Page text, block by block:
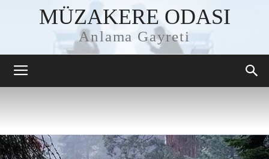
MÜZAKERE ODASI
Anlama Gayreti